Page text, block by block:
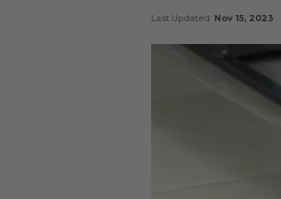
Last Updated Nov 15, 2023